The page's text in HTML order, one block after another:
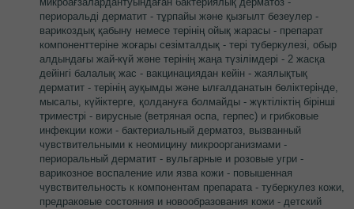
периоральді дерматит - тұрпайы және қызғылт безеулер -
варикоздық қабыну немесе терінің ойық жарасы - препарат
компоненттеріне жоғары сезімталдық - тері туберкулезі, обыр
алдындағы жай-күй және терінің жаңа түзілімдері - 2 жасқа
дейінгі балалық жас - вакцинациядан кейін - жаялықтық
дерматит - терінің ауқымды және ылғалданатын бөліктерінде,
мысалы, күйіктерге, қолдануға болмайды - жүктіліктің бірінші
триместрі - вирусные (ветряная оспа, герпес) и грибковые
инфекции кожи - бактериальный дерматоз, вызванный
чувствительными к неомицину микроорганизмами -
периоральный дерматит - вульгарные и розовые угри -
варикозное воспаление или язва кожи - повышенная
чувствительность к компонентам препарата - туберкулез кожи,
предраковые состояния и новообразования кожи - детский